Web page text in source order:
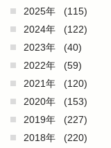
2025年
(115)
2024年
(122)
2023年
(40)
2022年
(59)
2021年
(120)
2020年
(153)
2019年
(227)
2018年
(220)